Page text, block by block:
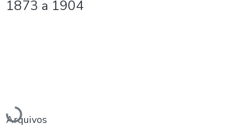
1873 a 1904
Carregando...
Arquivos